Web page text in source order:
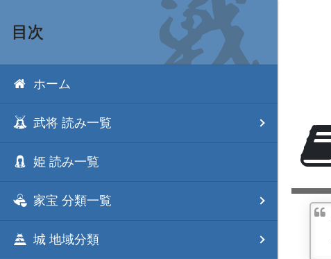
目次
ホーム
武将 読み一覧
姫 読み一覧
家宝 分類一覧
城 地域分類